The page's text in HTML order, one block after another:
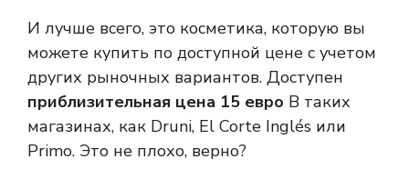
И лучше всего, это косметика, которую вы
можете купить по доступной цене с учетом
других рыночных вариантов. Доступен
приблизительная цена 15 евро В таких
магазинах, как Druni, El Corte Inglés или
Primo. Это не плохо, верно?